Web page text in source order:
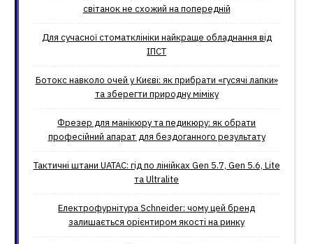
світанок не схожий на попередній
Для сучасної стоматклініки найкраще обладнання від
ІПСТ
Ботокс навколо очей у Києві: як прибрати «гусячі лапки»
та зберегти природну міміку
Фрезер для манікюру та педикюру: як обрати
професійний апарат для бездоганного результату
Тактичні штани UATAC: гід по лінійках Gen 5.7, Gen 5.6, Lite
та Ultralite
Електрофурнітура Schneider: чому цей бренд
залишається орієнтиром якості на ринку